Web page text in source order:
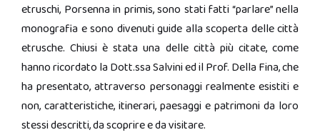
etruschi, Porsenna in primis,sono stati fatti “parlare” nella
monografia e sono divenuti guide alla scoperta delle città
etrusche. Chiusi è stata una delle città più citate, come
hanno ricordato la Dott.ssa Salvini ed il Prof. Della Fina, che
ha presentato, attraverso personaggi realmente esistiti e
non, caratteristiche, itinerari, paesaggi e patrimoni da loro
stessi descritti, da scoprire e da visitare.